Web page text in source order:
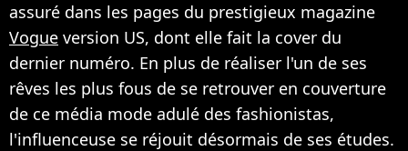
assuré dans les pages du prestigieux magazine
Vogue version US, dont elle fait la cover du
dernier numéro. En plus de réaliser l'un de ses
rêves les plus fous de se retrouver en couverture
de ce média mode adulé des fashionistas,
l'influenceuse se réjouit désormais de ses études.